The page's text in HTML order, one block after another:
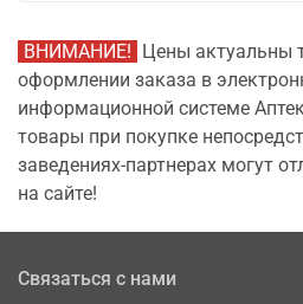
ВНИМАНИЕ! Цены актуальны
оформлении заказа в
информационной системе
товары при покупке
заведениях-партнерах могут
на сайте!
Связаться с нами